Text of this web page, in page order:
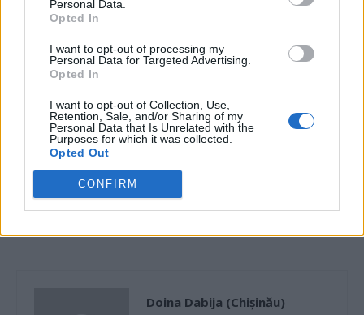
Personal Data.
Opted In
I want to opt-out of processing my
Personal Data for Targeted Advertising.
Opted In
I want to opt-out of Collection, Use,
Retention, Sale, and/or Sharing of my
Personal Data that Is Unrelated with the
Purposes for which it was collected.
Opted Out
CONFIRM
Articolul precedent
Conference League
defibrilatoarele gratuite
montate în Brașov. „Mă simt
scârbit. Vrem o țară ca afară,
ne luăm la bătaie cu
care pot salva vieți”, spune
Doina Dabija (Chișinău)